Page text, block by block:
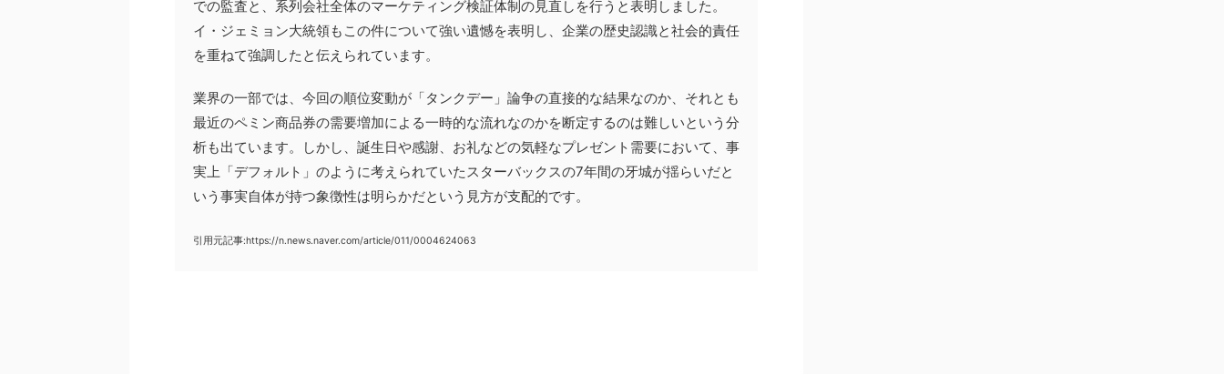
での監査と、系列会社全体のマーケティング検証体制の見直しを行うと表明しました。
イ・ジェミョン大統領もこの件について強い遺憾を表明し、企業の歴史認識と社会的責任
を重ねて強調したと伝えられています。
業界の一部では、今回の順位変動が「タンクデー」論争の直接的な結果なのか、それとも
最近のペミン商品券の需要増加による一時的な流れなのかを断定するのは難しいという分
析も出ています。しかし、誕生日や感謝、お礼などの気軽なプレゼント需要において、事
実上「デフォルト」のように考えられていたスターバックスの7年間の牙城が揺らいだと
いう事実自体が持つ象徴性は明らかだという見方が支配的です。
引用元記事:https://n.news.naver.com/article/011/0004624063